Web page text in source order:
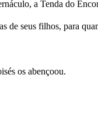
a Tenda do
de seus filhos, para
os abençoou.